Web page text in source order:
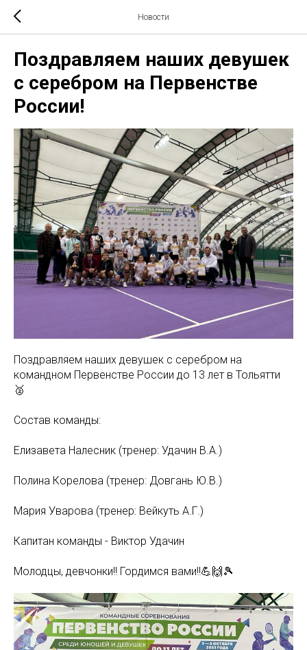
Новости
Поздравляем наших девушек
с серебром на Первенстве
России!
Поздравляем наших девушек с серебром на
командном Первенстве России до 13 лет в Тольятти
🥈
Состав команды:
Елизавета Налесник (тренер: Удачин В.А.)
Полина Корелова (тренер: Довгань Ю.В.)
Мария Уварова (тренер: Вейкуть А.Г.)
Капитан команды - Виктор Удачин
Молодцы, девчонки!! Гордимся вами!!💪🙌🎾